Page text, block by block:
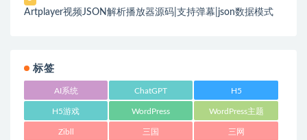
Artplayer视频JSON解析播放器源码|支持弹幕|json数据模式
标签
AI系统 ChatGPT H5
H5游戏 WordPress WordPress主题
Zibll 三国 三网